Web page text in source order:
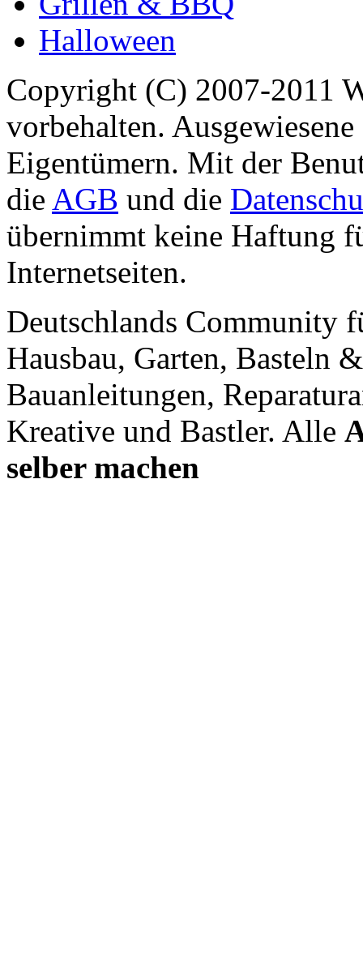
Halloween
Copyright (C) 2007-2011
vorbehalten.
Eigentümern. Mit der
die AGB und die
übernimmt keine Haftung
Internetseiten.
Deutschlands Community
Hausbau, Garten, Basteln
Bauanleitungen,
Kreative und Bastler. Alle
selber machen